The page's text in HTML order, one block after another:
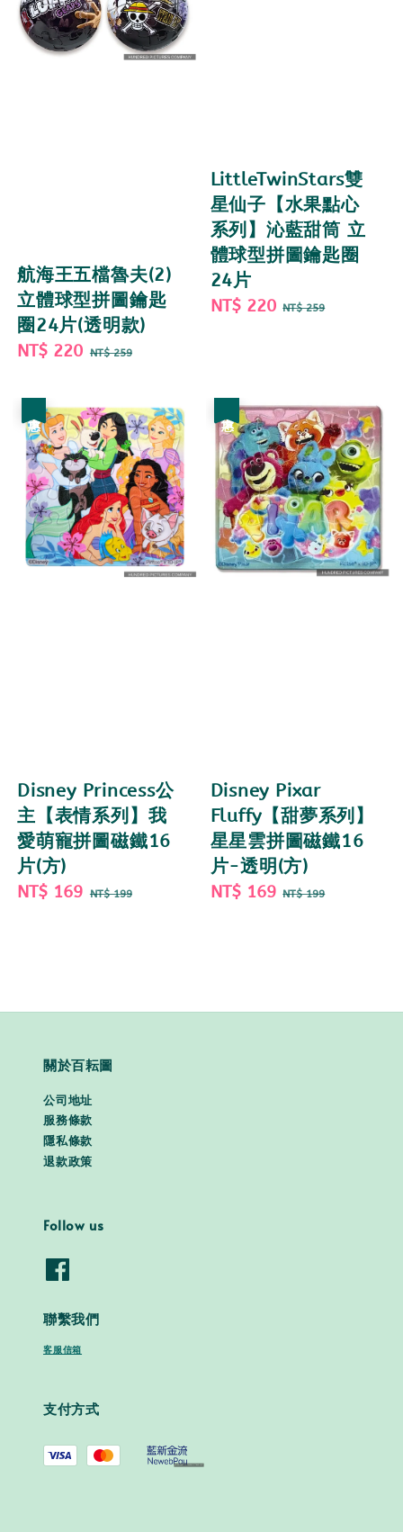
航海王五檔魯夫(2)
立體球型拼圖鑰匙
圈24片(透明款)
Sale
NT$ 220 Regular
NT$ 259
LittleTwinStars雙
星仙子【水果點心
系列】沁藍甜筒 立
體球型拼圖鑰匙圈
24片
Sale
NT$ 220 Regular
NT$ 259
Disney Princess公
主【表情系列】我
愛萌寵拼圖磁鐵16
片(方)
Sale
NT$ 169 Regular
NT$ 199
Disney Pixar
Fluffy【甜夢系列】
星星雲拼圖磁鐵16
片-透明(方)
Sale
NT$ 169 Regular
NT$ 199
關於百耘圖
公司地址
服務條款
隱私條款
退款政策
Follow us
聯繫我們
客服信箱
支付方式